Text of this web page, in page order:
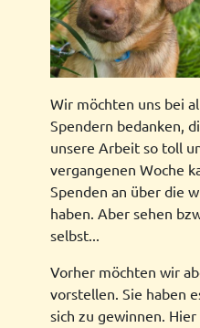
Wir möchten uns bei
Spendern bedanken,
unsere Arbeit so toll
vergangenen Woche
Spenden an über die
haben. Aber sehen
selbst...
Vorher möchten wir
vorstellen. Sie haben
sich zu gewinnen.